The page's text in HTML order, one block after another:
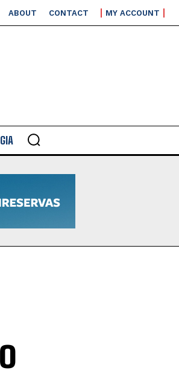
ABOUT CONTACT MY ACCOUNT